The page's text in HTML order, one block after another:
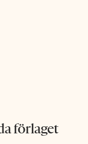
förlaget